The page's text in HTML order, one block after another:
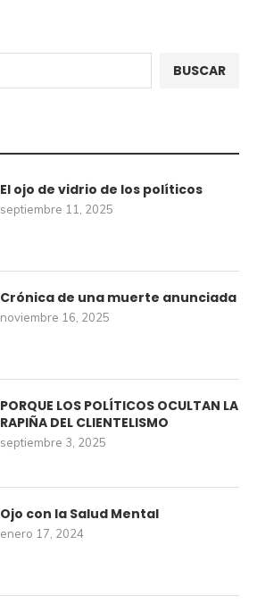
BUSCAR
El ojo de vidrio de los políticos
septiembre 11, 2025
Crónica de una muerte anunciada
noviembre 16, 2025
PORQUE LOS POLÍTICOS OCULTAN LA
RAPIÑA DEL CLIENTELISMO
septiembre 3, 2025
Ojo con la Salud Mental
enero 17, 2024